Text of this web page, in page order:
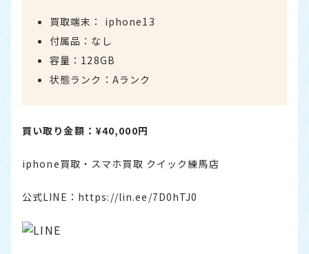
買取端末： iphone13
付属品：なし
容量：128GB
状態ランク：Aランク
買い取り金額：¥40,000円
iphone買取・スマホ買取 クイック練馬店
公式LINE： https://lin.ee/7D0hTJ0